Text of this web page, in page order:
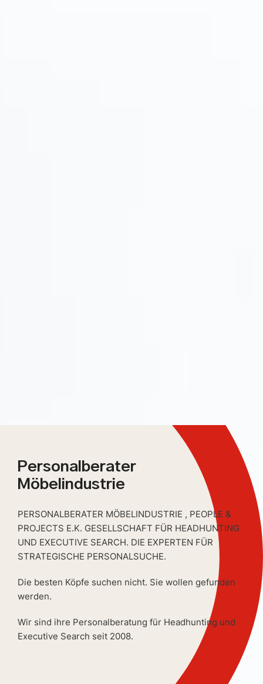
Personalberater
Möbelindustrie
PERSONALBERATER MÖBELINDUSTRIE , PEOPLE &
PROJECTS E.K. GESELLSCHAFT FÜR HEADHUNTING
UND EXECUTIVE SEARCH. DIE EXPERTEN FÜR
STRATEGISCHE PERSONALSUCHE.
Die besten Köpfe suchen nicht. Sie wollen gefunden
werden.
Wir sind ihre Personalberatung für Headhunting und
Executive Search seit 2008.